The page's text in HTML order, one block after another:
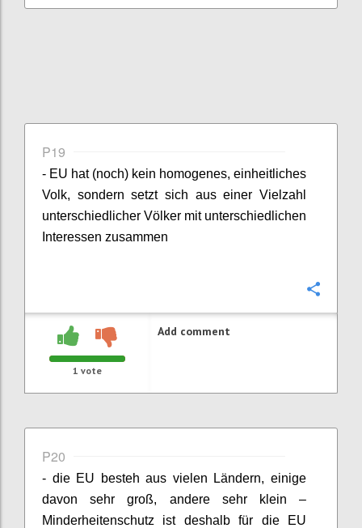
P19
- EU hat (noch) kein homogenes, einheitliches
Volk, sondern setzt sich aus einer Vielzahl
unterschiedlicher Völker mit unterschiedlichen
Interessen zusammen
1 vote
Add comment
P20
- die EU besteh aus vielen Ländern, einige
davon sehr groß, andere sehr klein –
Minderheitenschutz ist deshalb für die EU